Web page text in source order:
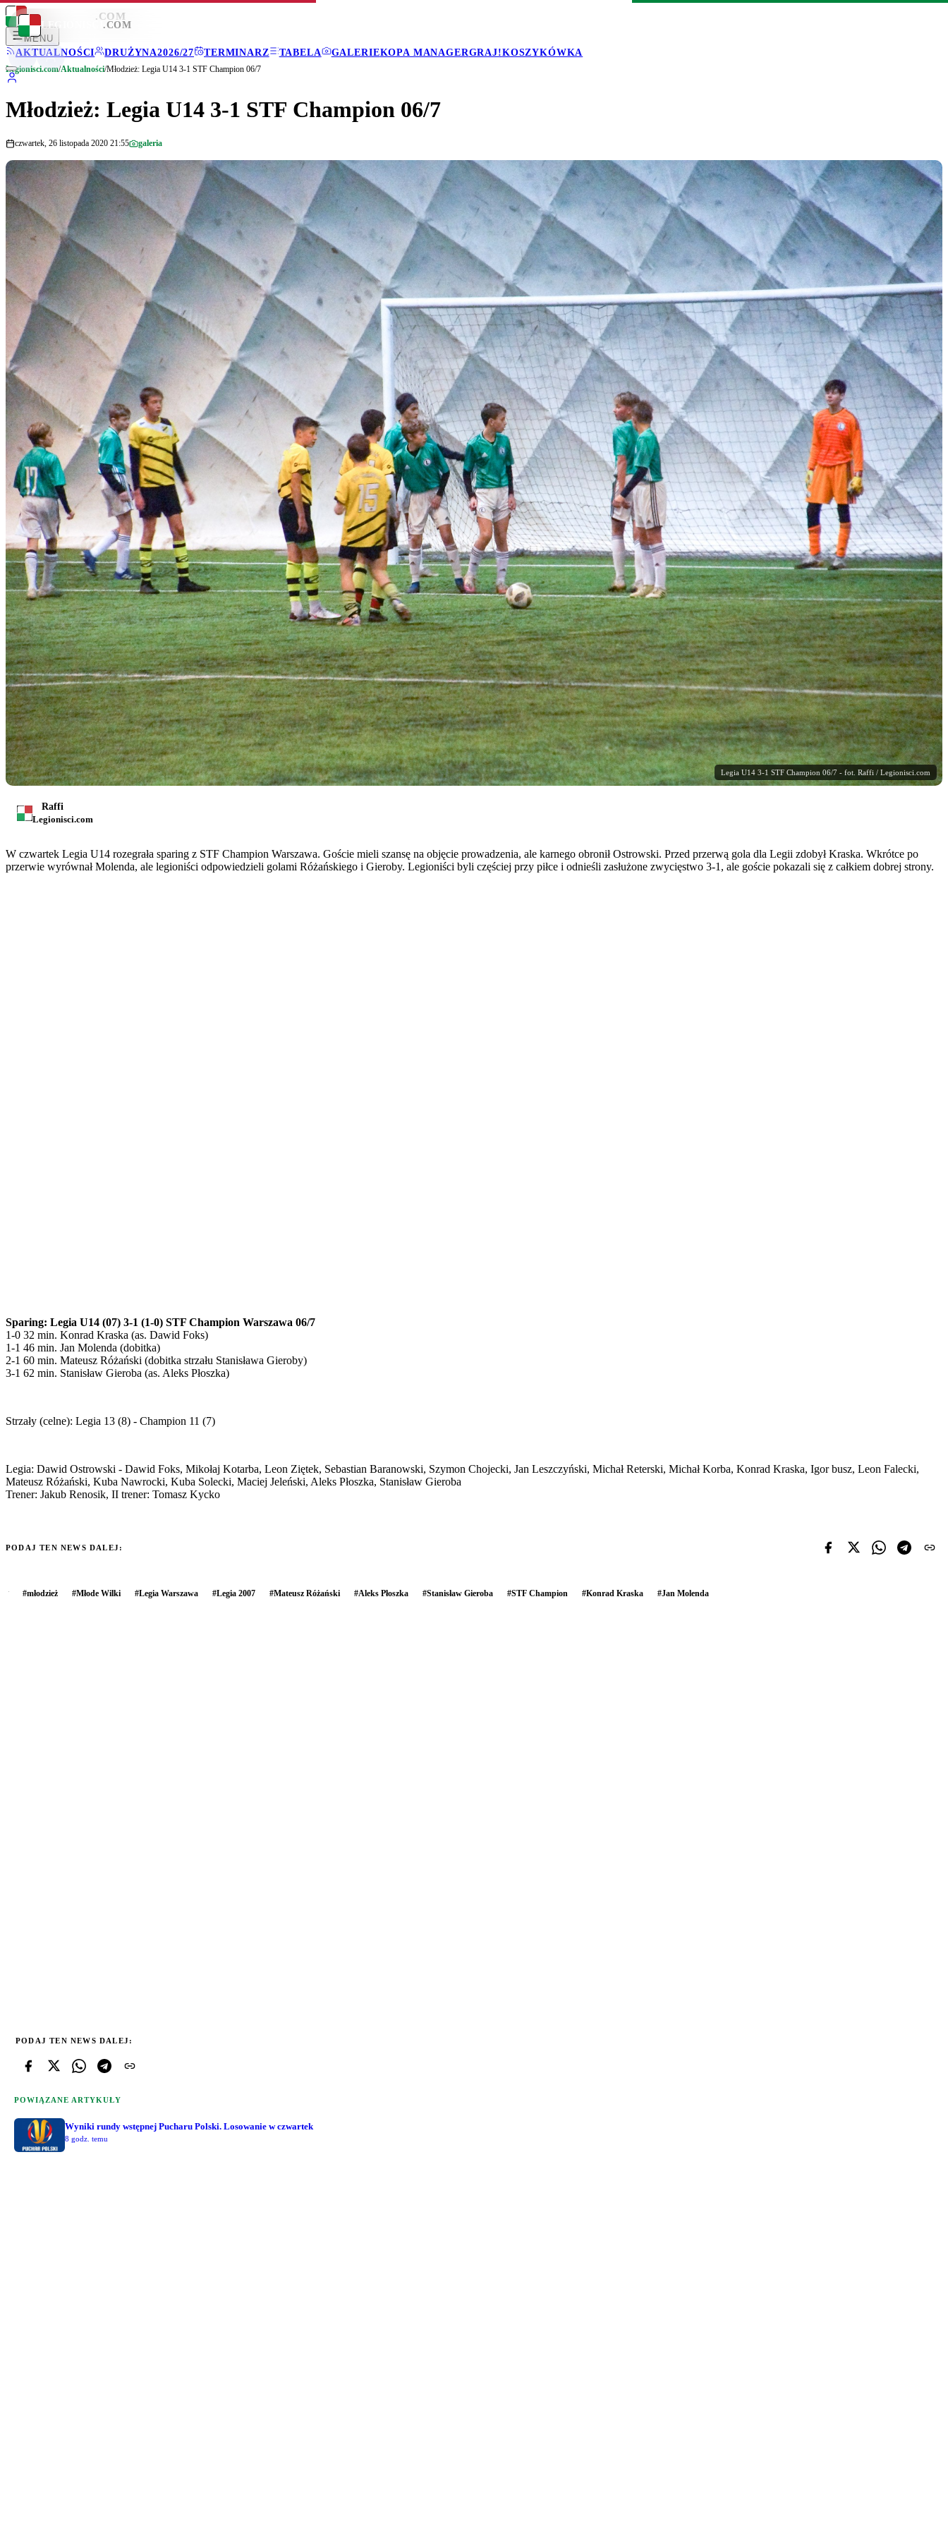
LEGIONISCI .COM
MENU
AKTUALNOŚCI
DRUŻYNA2026/27 TERMINARZ TABELA GALERIEKOPA MANAGERGRAJ!KOSZYKÓWKA
LEGIONISCI .COM
Legionisci.com/Aktualności/Młodzież: Legia U14 3-1 STF Champion 06/7
Młodzież: Legia U14 3-1 STF Champion 06/7
czwartek, 26 listopada 2020 21:55 galeria
Legia U14 3-1 STF Champion 06/7 - fot. Raffi / Legionisci.com
Raffi
Legionisci.com
W czwartek Legia U14 rozegrała sparing z STF Champion Warszawa. Goście mieli szansę na objęcie prowadzenia, ale karnego obronił Ostrowski. Przed przerwą gola dla Legii zdobył Kraska. Wkrótce po
przerwie wyrównał Molenda, ale legioniści odpowiedzieli golami Różańskiego i Gieroby. Legioniści byli częściej przy piłce i odnieśli zasłużone zwycięstwo 3-1, ale goście pokazali się z całkiem dobrej strony.
Sparing: Legia U14 (07) 3-1 (1-0) STF Champion Warszawa 06/7
1-0 32 min. Konrad Kraska (as. Dawid Foks)
1-1 46 min. Jan Molenda (dobitka)
2-1 60 min. Mateusz Różański (dobitka strzału Stanisława Gieroby)
3-1 62 min. Stanisław Gieroba (as. Aleks Płoszka)
Strzały (celne): Legia 13 (8) - Champion 11 (7)
Legia: Dawid Ostrowski - Dawid Foks, Mikołaj Kotarba, Leon Ziętek, Sebastian Baranowski, Szymon Chojecki, Jan Leszczyński, Michał Reterski, Michał Korba, Konrad Kraska, Igor busz, Leon Falecki,
Mateusz Różański, Kuba Nawrocki, Kuba Solecki, Maciej Jeleński, Aleks Płoszka, Stanisław Gieroba
Trener: Jakub Renosik, II trener: Tomasz Kycko
PODAJ TEN NEWS DALEJ:
#młodzież #Młode Wilki #Legia Warszawa #Legia 2007 #Mateusz Różański #Aleks Płoszka #Stanisław Gieroba #STF Champion #Konrad Kraska #Jan Molenda
PODAJ TEN NEWS DALEJ:
POWIĄZANE ARTYKUŁY
Wyniki rundy wstępnej Pucharu Polski. Losowanie w czwartek
8 godz. temu